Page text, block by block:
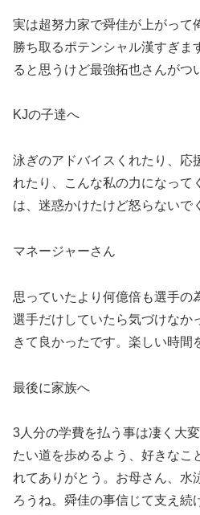
実は超努力家で舜佳が上がって
勝ち取るポテンシャル漢すぎま
ると思うけど最強拓也さ んがつ
KJの子
泳ぎのアドバイスくれたり、応
れたり、こんな私の力になって
は、迷惑かけたけど怒らないで
マネージャーさん
思っていたより何億倍も選手の
選手だけしていたら気づけなか
きて良かったです。楽しい時間
最後に家族へ
3 人分の学費を払う事は凄く大
たい道を歩めるよう、好きなこ
れてありがとう。お母さん、水
ろうね。舜佳の事信じて支え続